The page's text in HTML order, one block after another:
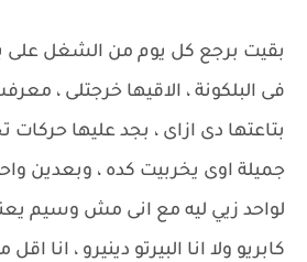
بقيت برجع كل يوم من الشغل على
فى البلكونة ، الاقيها خرجتلى ،
بتاعتها دى ازاى ، بجد عليها حركات
جميلة اوى يخربيت كده ، وبعدين
لواحد زيي ليه مع انى مش وسيم يعنى
كابريو ولا انا البيرتو دينيرو ، انا